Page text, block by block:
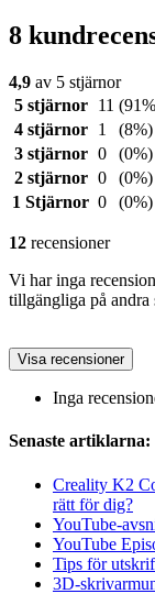
8
4,9 av 5 stjärnor
5 stjärnor
11
4 stjärnor
1
(8%)
3 stjärnor 0
(0%)
2 stjärnor 0
(0%)
1 Stjärnor 0 (0%)
12 recensioner
Vi har inga
tillgängliga på andra
Visa recensioner
Inga
Senaste artiklarna:
Creality K2
rätt för dig?
YouTube-
YouTube
Tips för
3D-